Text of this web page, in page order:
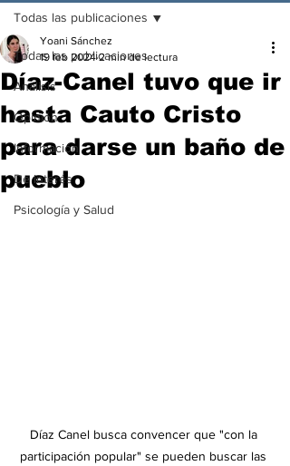
Todas las publicaciones
Análisis
Opinión
Información
De interés
Psicología y Salud
Todas las publicaciones
Díaz-Canel tuvo que ir
hasta Cauto Cristo
para darse un baño de
pueblo
Yoani Sánchez
19 feb 2024 2 min de lectura
Díaz Canel busca convencer que "con la
participación popular" se pueden buscar las